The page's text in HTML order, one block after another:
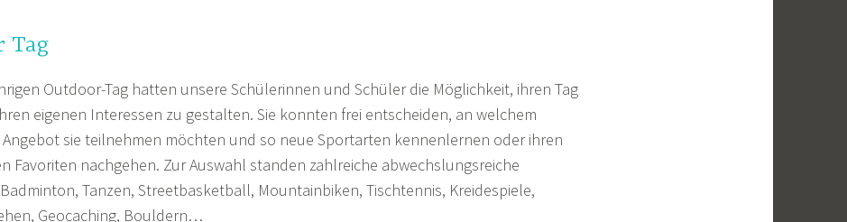
Tag
Outdoor-Tag hatten unsere Schülerinnen und Schüler die Möglichkeit, ihren Tag
eigenen Interessen zu gestalten. Sie konnten frei entscheiden, an welchem
sie teilnehmen möchten und so neue Sportarten kennenlernen oder ihren
Favoriten nachgehen. Zur Auswahl standen zahlreiche abwechslungsreiche
Tanzen, Streetbasketball, Mountainbiken, Tischtennis, Kreidespiele,
Geocaching, Bouldern…